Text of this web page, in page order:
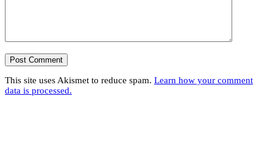
This site uses Akismet to reduce spam. Learn how your comment
data is processed.